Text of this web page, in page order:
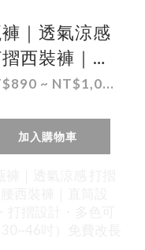
｜透氣涼感
西裝褲｜高
筒・打摺設
30~46 吋）免
費改長
~ NT$1,0...
加入購物車